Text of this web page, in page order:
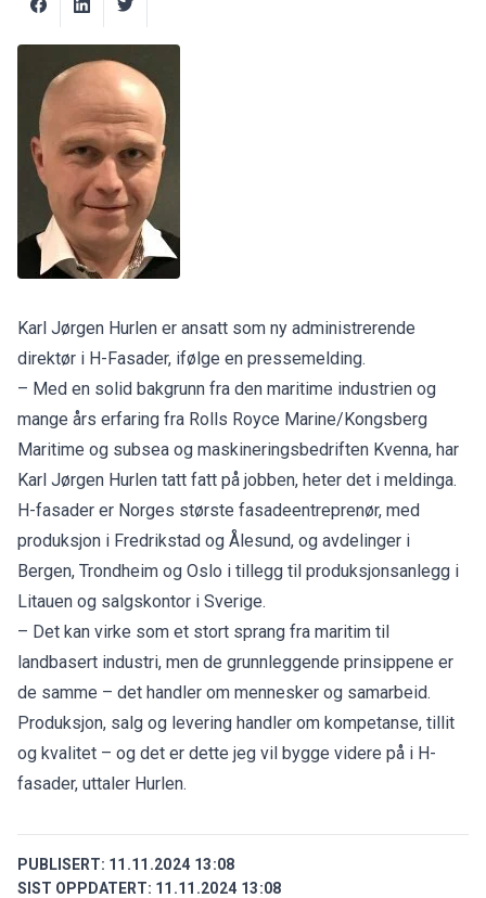
Karl Jørgen Hurlen er ansatt som ny administrerende
direktør i H-Fasader, ifølge en pressemelding.
– Med en solid bakgrunn fra den maritime industrien og
mange års erfaring fra Rolls Royce Marine/Kongsberg
Maritime og subsea og maskineringsbedriften Kvenna, har
Karl Jørgen Hurlen tatt fatt på jobben, heter det i meldinga.
H-fasader er Norges største fasadeentreprenør, med
produksjon i Fredrikstad og Ålesund, og avdelinger i
Bergen, Trondheim og Oslo i tillegg til produksjonsanlegg i
Litauen og salgskontor i Sverige.
– Det kan virke som et stort sprang fra maritim til
landbasert industri, men de grunnleggende prinsippene er
de samme – det handler om mennesker og samarbeid.
Produksjon, salg og levering handler om kompetanse, tillit
og kvalitet – og det er dette jeg vil bygge videre på i H-
fasader, uttaler Hurlen.
PUBLISERT: 11.11.2024 13:08
SIST OPPDATERT: 11.11.2024 13:08